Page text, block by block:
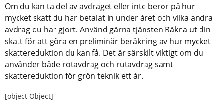
Om du kan ta del av avdraget eller inte beror på hur
mycket skatt du har betalat in under året och vilka andra
avdrag du har gjort. Använd gärna tjänsten Räkna ut din
skatt för att göra en preliminär beräkning av hur mycket
skattereduktion du kan få. Det är särskilt viktigt om du
använder både rotavdrag och rutavdrag samt
skattereduktion för grön teknik ett år.
[object Object]